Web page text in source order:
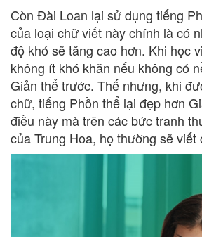
Còn Đài Loan lại sử dụng tiếng
của loại chữ viết này chính là có
độ khó sẽ tăng cao hơn. Khi học
không ít khó khăn nếu không có
Giản thể trước. Thế nhưng, khi
chữ, tiếng Phồn thể lại đẹp hơn
điều này mà trên các bức tranh
của Trung Hoa, họ thường sẽ viết